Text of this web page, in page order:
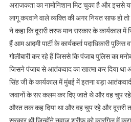
अराजकता का नामोनिशान मिट चुका है और इससे
लागू करवाने वाले व्यक्ति की अगर नियत साफ हो
ने कहा कि दूसरी तरफ मान सरकार के कार्यकाल में
हैं आम आदमी पार्टी के कार्यकर्ता पदाधिकारी
गोलीबारी कर रहे हैं जिससे कि पंजाब पुलिस का
जिसने पंजाब से आतंकवाद का खात्मा कर दिया था
सिंह जी के कार्यकाल में मुंबई में इतना बड़ा
जवानों के सर कलम कर दिए जाते थे और वह चुप
औरत तक कह दिया था और वह चुप रहे और दूसरी